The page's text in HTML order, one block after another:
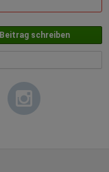
Beitrag schreiben